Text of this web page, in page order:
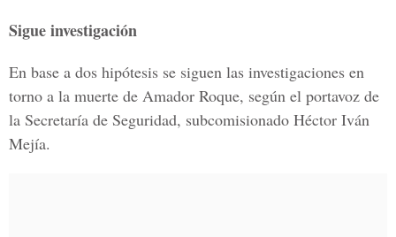
Sigue investigación
En base a dos hipótesis se siguen las investigaciones en
torno a la muerte de Amador Roque, según el portavoz de
la Secretaría de Seguridad, subcomisionado Héctor Iván
Mejía.